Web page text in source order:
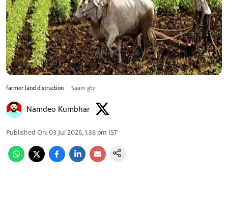
farmer land distruction Saam gtv
Namdeo Kumbhar
Published On:03 Jul 2026, 1:38 pm IST